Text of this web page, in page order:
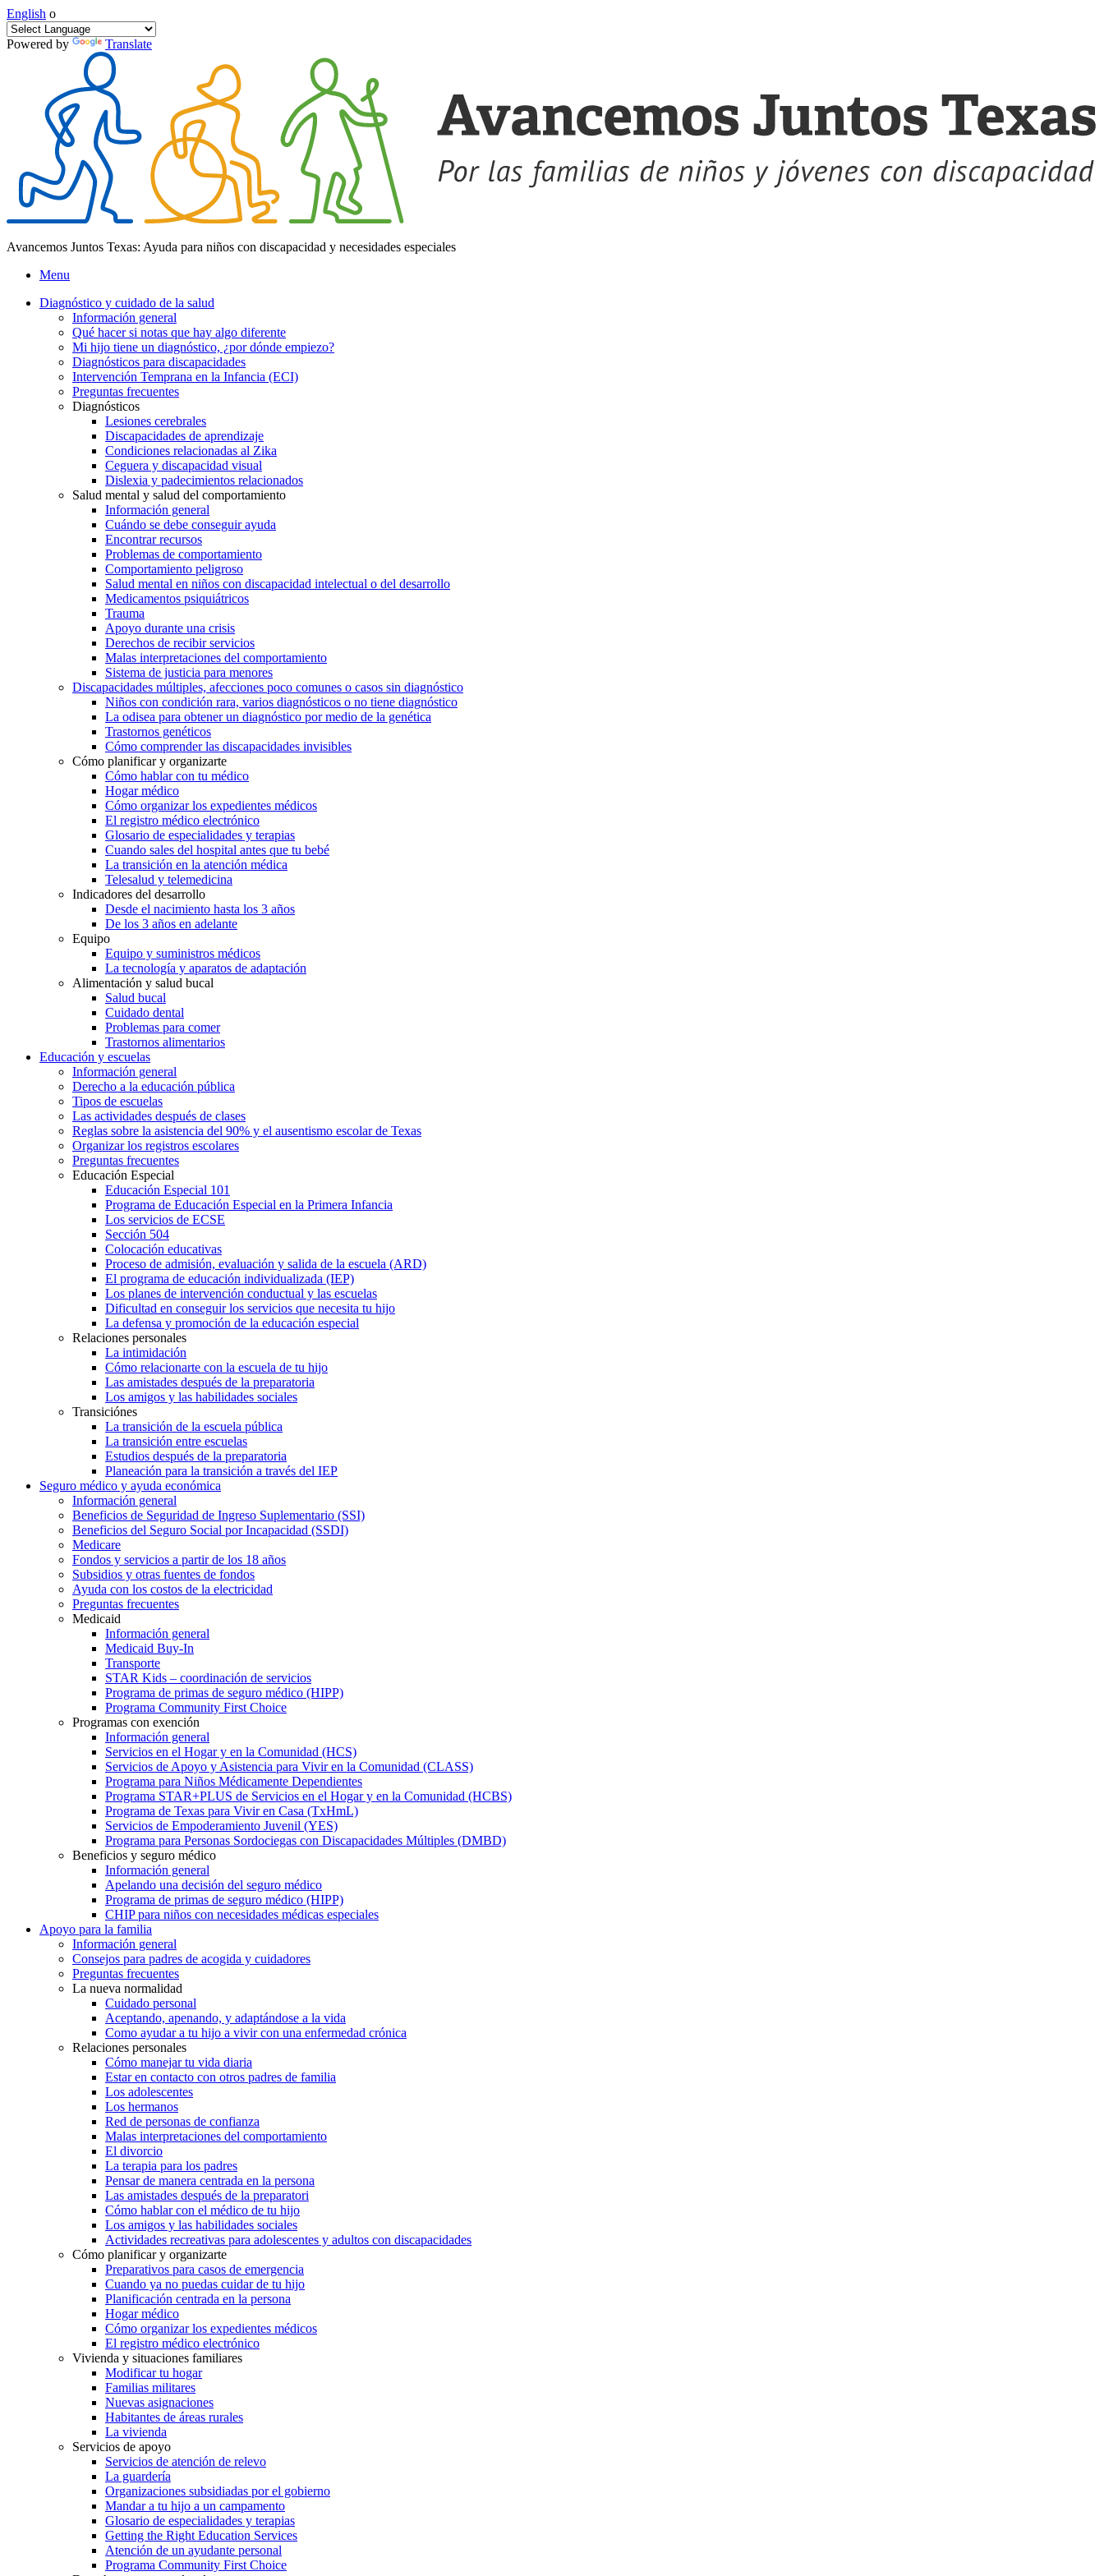
English o
Powered by Translate
Avancemos Juntos Texas: Ayuda para niños con discapacidad y necesidades especiales
Menu
Diagnóstico y cuidado de la salud
Información general
Qué hacer si notas que hay algo diferente
Mi hijo tiene un diagnóstico, ¿por dónde empiezo?
Diagnósticos para discapacidades
Intervención Temprana en la Infancia (ECI)
Preguntas frecuentes
Diagnósticos
Lesiones cerebrales
Discapacidades de aprendizaje
Condiciones relacionadas al Zika
Ceguera y discapacidad visual
Dislexia y padecimientos relacionados
Salud mental y salud del comportamiento
Información general
Cuándo se debe conseguir ayuda
Encontrar recursos
Problemas de comportamiento
Comportamiento peligroso
Salud mental en niños con discapacidad intelectual o del desarrollo
Medicamentos psiquiátricos
Trauma
Apoyo durante una crisis
Derechos de recibir servicios
Malas interpretaciones del comportamiento
Sistema de justicia para menores
Discapacidades múltiples, afecciones poco comunes o casos sin diagnóstico
Niños con condición rara, varios diagnósticos o no tiene diagnóstico
La odisea para obtener un diagnóstico por medio de la genética
Trastornos genéticos
Cómo comprender las discapacidades invisibles
Cómo planificar y organizarte
Cómo hablar con tu médico
Hogar médico
Cómo organizar los expedientes médicos
El registro médico electrónico
Glosario de especialidades y terapias
Cuando sales del hospital antes que tu bebé
La transición en la atención médica
Telesalud y telemedicina
Indicadores del desarrollo
Desde el nacimiento hasta los 3 años
De los 3 años en adelante
Equipo
Equipo y suministros médicos
La tecnología y aparatos de adaptación
Alimentación y salud bucal
Salud bucal
Cuidado dental
Problemas para comer
Trastornos alimentarios
Educación y escuelas
Información general
Derecho a la educación pública
Tipos de escuelas
Las actividades después de clases
Reglas sobre la asistencia del 90% y el ausentismo escolar de Texas
Organizar los registros escolares
Preguntas frecuentes
Educación Especial
Educación Especial 101
Programa de Educación Especial en la Primera Infancia
Los servicios de ECSE
Sección 504
Colocación educativas
Proceso de admisión, evaluación y salida de la escuela (ARD)
El programa de educación individualizada (IEP)
Los planes de intervención conductual y las escuelas
Dificultad en conseguir los servicios que necesita tu hijo
La defensa y promoción de la educación especial
Relaciones personales
La intimidación
Cómo relacionarte con la escuela de tu hijo
Las amistades después de la preparatoria
Los amigos y las habilidades sociales
Transiciónes
La transición de la escuela pública
La transición entre escuelas
Estudios después de la preparatoria
Planeación para la transición a través del IEP
Seguro médico y ayuda económica
Información general
Beneficios de Seguridad de Ingreso Suplementario (SSI)
Beneficios del Seguro Social por Incapacidad (SSDI)
Medicare
Fondos y servicios a partir de los 18 años
Subsidios y otras fuentes de fondos
Ayuda con los costos de la electricidad
Preguntas frecuentes
Medicaid
Información general
Medicaid Buy-In
Transporte
STAR Kids – coordinación de servicios
Programa de primas de seguro médico (HIPP)
Programa Community First Choice
Programas con exención
Información general
Servicios en el Hogar y en la Comunidad (HCS)
Servicios de Apoyo y Asistencia para Vivir en la Comunidad (CLASS)
Programa para Niños Médicamente Dependientes
Programa STAR+PLUS de Servicios en el Hogar y en la Comunidad (HCBS)
Programa de Texas para Vivir en Casa (TxHmL)
Servicios de Empoderamiento Juvenil (YES)
Programa para Personas Sordociegas con Discapacidades Múltiples (DMBD)
Beneficios y seguro médico
Información general
Apelando una decisión del seguro médico
Programa de primas de seguro médico (HIPP)
CHIP para niños con necesidades médicas especiales
Apoyo para la familia
Información general
Consejos para padres de acogida y cuidadores
Preguntas frecuentes
La nueva normalidad
Cuidado personal
Aceptando, apenando, y adaptándose a la vida
Como ayudar a tu hijo a vivir con una enfermedad crónica
Relaciones personales
Cómo manejar tu vida diaria
Estar en contacto con otros padres de familia
Los adolescentes
Los hermanos
Red de personas de confianza
Malas interpretaciones del comportamiento
El divorcio
La terapia para los padres
Pensar de manera centrada en la persona
Las amistades después de la preparatori
Cómo hablar con el médico de tu hijo
Los amigos y las habilidades sociales
Actividades recreativas para adolescentes y adultos con discapacidades
Cómo planificar y organizarte
Preparativos para casos de emergencia
Cuando ya no puedas cuidar de tu hijo
Planificación centrada en la persona
Hogar médico
Cómo organizar los expedientes médicos
El registro médico electrónico
Vivienda y situaciones familiares
Modificar tu hogar
Familias militares
Nuevas asignaciones
Habitantes de áreas rurales
La vivienda
Servicios de apoyo
Servicios de atención de relevo
La guardería
Organizaciones subsidiadas por el gobierno
Mandar a tu hijo a un campamento
Glosario de especialidades y terapias
Getting the Right Education Services
Atención de un ayudante personal
Programa Community First Choice